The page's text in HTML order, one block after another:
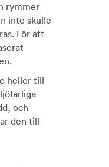
rymmer
inte skulle
För att
heller till
och
den till